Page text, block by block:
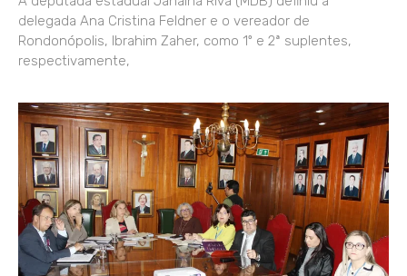
delegada Ana Cristina Feldner e o vereador de
Rondonópolis, Ibrahim Zaher, como 1º e 2ª suplentes,
respectivamente,